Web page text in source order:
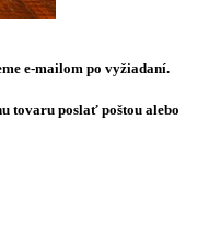
e-mailom po vyžiadaní.
tovaru poslať poštou alebo